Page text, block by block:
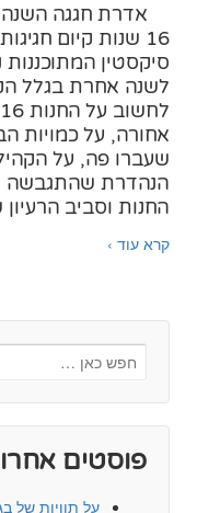
16 שנות קיום
סיקסטין המתוכננות
לשנה אחרת בגלל
אחורה, על כמויות
שעברו פה, על
הנהדרת שהתגבשה
החנות וסביב
קרא עוד ›
Search
for:
פוסטים
על תוויות של